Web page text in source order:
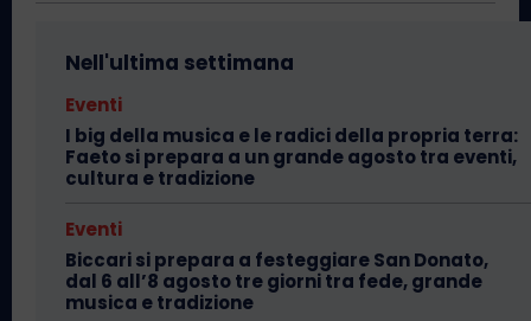
Nell'ultima settimana
Eventi
I big della musica e le radici della propria terra:
Faeto si prepara a un grande agosto tra eventi,
cultura e tradizione
Eventi
Biccari si prepara a festeggiare San Donato,
dal 6 all’8 agosto tre giorni tra fede, grande
musica e tradizione